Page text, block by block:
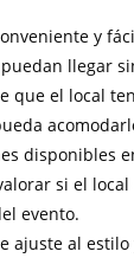
y
llegar
que el local
disponibles
si el
evento.
ajuste al